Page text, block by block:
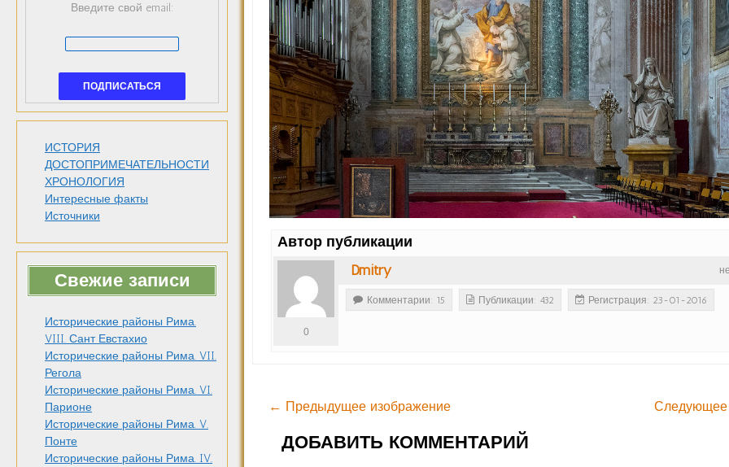
Введите свой email:
ИСТОРИЯ
ДОСТОПРИМЕЧАТЕЛЬНОСТИ
ХРОНОЛОГИЯ
Интересные факты
Источники
Свежие записи
Исторические районы Рима.
VIII. Сант Евстахио
Исторические районы Рима. VII.
Регола
Исторические районы Рима. VI.
Парионе
Исторические районы Рима. V.
Понте
Исторические районы Рима. IV.
Автор публикации
Dmitry
0
Комментарии: 15 Публикации: 432 Регистрация: 23-01-2016
← Предыдущее изображение Следующее
ДОБАВИТЬ КОММЕНТАРИЙ